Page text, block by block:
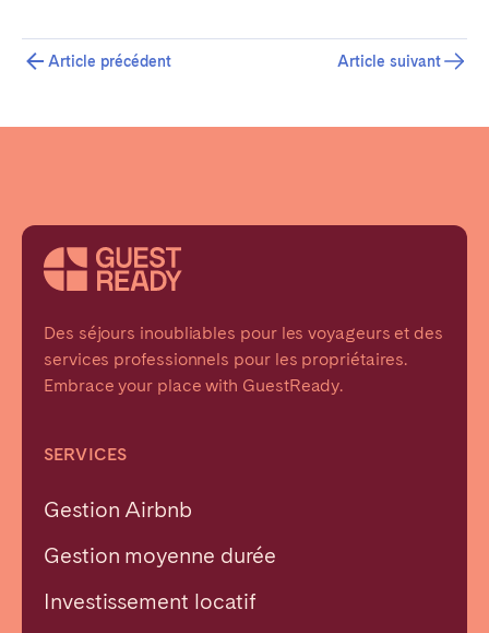
Article précédent Article suivant
Des séjours inoubliables pour les voyageurs et des
services professionnels pour les propriétaires.
Embrace your place with GuestReady.
SERVICES
Gestion Airbnb
Gestion moyenne durée
Investissement locatif